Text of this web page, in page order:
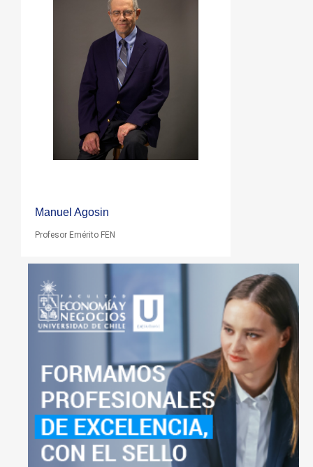
Manuel Agosin
Profesor Emérito FEN